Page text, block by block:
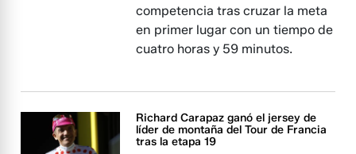
competencia tras cruzar la meta
en primer lugar con un tiempo de
cuatro horas y 59 minutos.
Richard Carapaz ganó el jersey de
líder de montaña del Tour de Francia
tras la etapa 19